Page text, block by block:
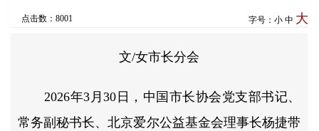
点击数：8001 字号： 小 中 大
文/女市长分会
2026年3月30日，中国市长协会党支部书记、
常务副秘书长、北京爱尔公益基金会理事长杨捷带